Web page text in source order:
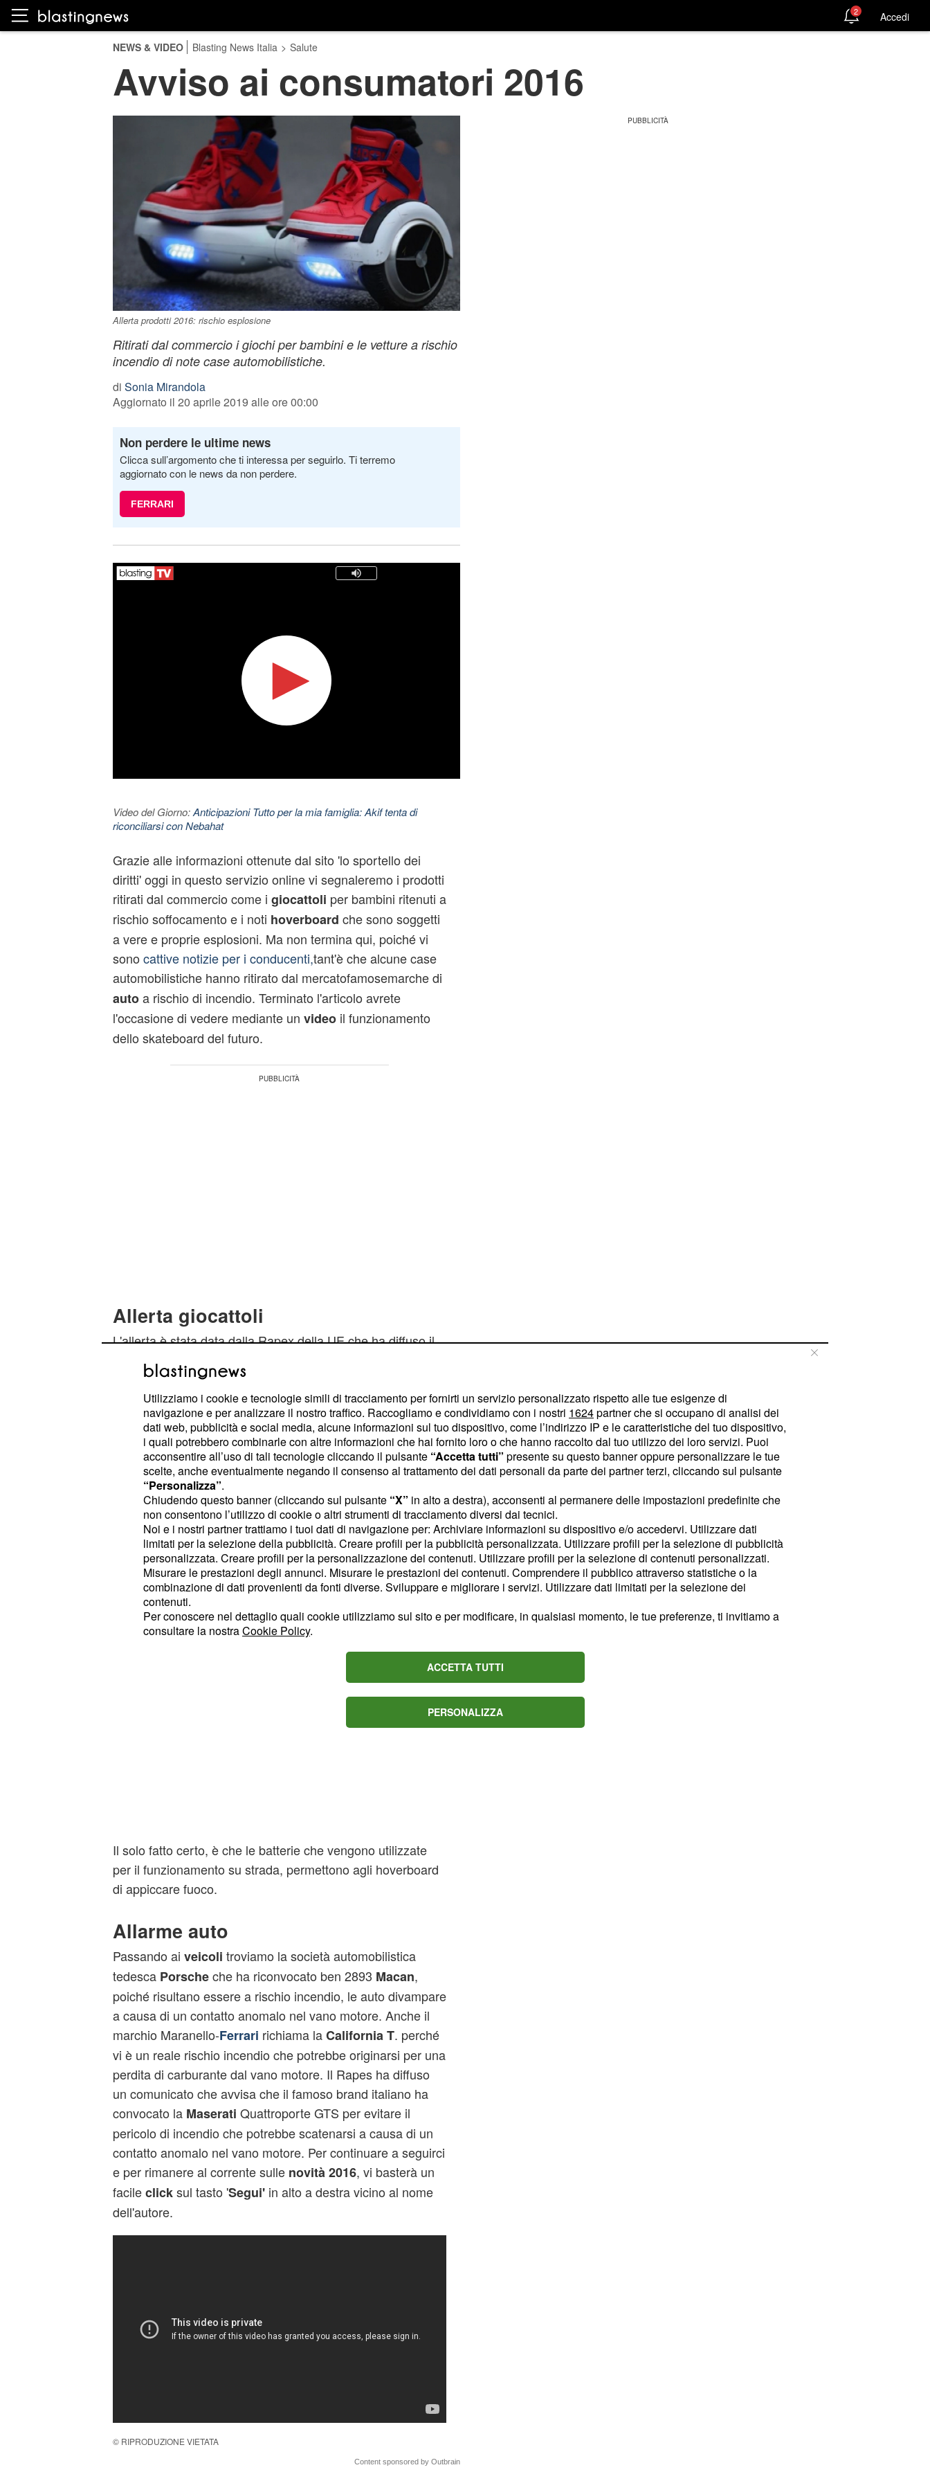
2 Accedi
NEWS & VIDEO Blasting News Italia > Salute
Avviso ai consumatori 2016
Allerta prodotti 2016: rischio esplosione
Ritirati dal commercio i giochi per bambini e le vetture a rischio
incendio di note case automobilistiche.
di Sonia Mirandola
Aggiornato il 20 aprile 2019 alle ore 00:00
Non perdere le ultime news
Clicca sull’argomento che ti interessa per seguirlo. Ti terremo
aggiornato con le news da non perdere.
FERRARI
Video del Giorno:Anticipazioni Tutto per la mia famiglia: Akif tenta di
riconciliarsi con Nebahat
Grazie alle informazioni ottenute dal sito 'lo sportello dei
diritti' oggi in questo servizio online vi segnaleremo i prodotti
ritirati dal commercio come i giocattoli per bambini ritenuti a
rischio soffocamento e i noti hoverboard che sono soggetti
a vere e proprie esplosioni. Ma non termina qui, poiché vi
sono cattive notizie per i conducenti,tant'è che alcune case
automobilistiche hanno ritirato dal mercatofamosemarche di
autoa rischio di incendio. Terminato l'articolo avrete
l'occasione di vedere mediante un videoil funzionamento
dello skateboard del futuro.
Allerta giocattoli
L'allerta è stata data dalla Rapex della UE che ha diffuso il
divieto di vendita del giocattolo strettamente made in Italy
riguardante le costruzioni magnetiche '
Plastwood. Il gioco è statoritirato dal commercio perché
risulta essere pericolosoper i bambini, in quanto può
provocare soffocamento se collocato in bocca.Ritirati dal
mercato anche glihoverboardle tavole lievitanti, che come
spiega il celebre sito online Amazon rischiano di prendere
fuoco. Tanto è vero che circa un mese fa, una signora
inglese è stata ricoverata all'ospedale dopo l'esplosione di
una di queste pedane elettriche. Ancora non è stato definito
se l'anomalia sia dovuta ad alcuni tipi di marche oppure se il
difetto in questione vada a coinvolgere tutti i dispositivi.
Il solo fatto certo, è che le batterie che vengono utilizzate
per il funzionamento su strada, permettono agli hoverboard
di appiccare fuoco.
Allarme auto
Passando ai veicoli troviamo la società automobilistica
tedescaPorscheche ha riconvocato ben 2893 Macan,
poiché risultano essere a rischio incendio, le auto divampare
a causa di un contatto anomalo nel vano motore. Anche il
marchio Maranello-Ferrari richiama laCalifornia T. perché
vi è un reale rischio incendio che potrebbe originarsi per una
perdita di carburante dal vano motore. Il Rapes ha diffuso
un comunicato che avvisa che il famoso brand italiano ha
convocato la Maserati Quattroporte GTS per evitare il
pericolo di incendio che potrebbe scatenarsi a causa di un
contatto anomalo nel vano motore. Per continuare a seguirci
e per rimanere al corrente sulle novità 2016, vi basterà un
facileclicksul tasto 'Segui'in alto a destra vicino al nome
dell'autore.
© RIPRODUZIONE VIETATA
Content sponsored by Outbrain
Utilizziamo i cookie e tecnologie simili di tracciamento per fornirti un servizio personalizzato rispetto alle tue esigenze di
navigazione e per analizzare il nostro traffico. Raccogliamo e condividiamo con i nostri 1624partner che si occupano di analisi dei
dati web, pubblicità e social media, alcune informazioni sul tuo dispositivo, come l’indirizzo IP e le caratteristiche del tuo dispositivo,
i quali potrebbero combinarle con altre informazioni che hai fornito loro o che hanno raccolto dal tuo utilizzo dei loro servizi. Puoi
acconsentire all’uso di tali tecnologie cliccando il pulsante “Accetta tutti” presente su questo banner oppure personalizzare le tue
scelte, anche eventualmente negando il consenso al trattamento dei dati personali da parte dei partner terzi, cliccando sul pulsante
“Personalizza”.
Chiudendo questo banner (cliccando sul pulsante “X” in alto a destra), acconsenti al permanere delle impostazioni predefinite che
non consentono l’utilizzo di cookie o altri strumenti di tracciamento diversi dai tecnici.
Noi e i nostri partner trattiamo i tuoi dati di navigazione per: Archiviare informazioni su dispositivo e/o accedervi. Utilizzare dati
limitati per la selezione della pubblicità. Creare profili per la pubblicità personalizzata. Utilizzare profili per la selezione di pubblicità
personalizzata. Creare profili per la personalizzazione dei contenuti. Utilizzare profili per la selezione di contenuti personalizzati.
Misurare le prestazioni degli annunci. Misurare le prestazioni dei contenuti. Comprendere il pubblico attraverso statistiche o la
combinazione di dati provenienti da fonti diverse. Sviluppare e migliorare i servizi. Utilizzare dati limitati per la selezione dei
contenuti.
Per conoscere nel dettaglio quali cookie utilizziamo sul sito e per modificare, in qualsiasi momento, le tue preferenze, ti invitiamo a
consultare la nostraCookie Policy.
ACCETTA TUTTI
PERSONALIZZA